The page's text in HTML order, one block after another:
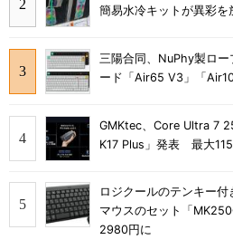
簡易水冷キットが異彩を
三陽合同、NuPhy製ロ
ード「Air65 V3」「
GMKtec、Core Ultra 7
K17 Plus」発表 最大
ロジクールのテンキー
マウスのセット「
2980円に